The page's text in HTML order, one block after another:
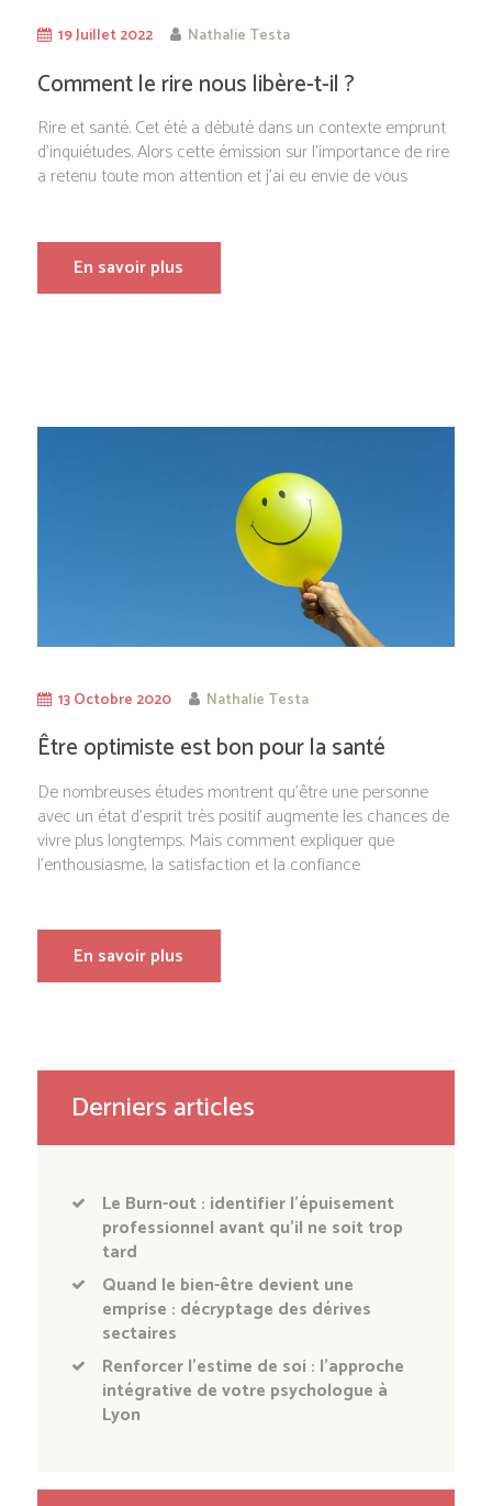
19 Juillet 2022 Nathalie Testa
Comment le rire nous libère-t-il ?
Rire et santé. Cet été a débuté dans un contexte emprunt
d’inquiétudes. Alors cette émission sur l’importance de rire
a retenu toute mon attention et j’ai eu envie de vous
En savoir plus
13 Octobre 2020 Nathalie Testa
Être optimiste est bon pour la santé
De nombreuses études montrent qu’être une personne
avec un état d’esprit très positif augmente les chances de
vivre plus longtemps. Mais comment expliquer que
l’enthousiasme, la satisfaction et la confiance
En savoir plus
Derniers articles
Le Burn-out : identifier l’épuisement
professionnel avant qu’il ne soit trop
tard
Quand le bien-être devient une
emprise : décryptage des dérives
sectaires
Renforcer l’estime de soi : l’approche
intégrative de votre psychologue à
Lyon